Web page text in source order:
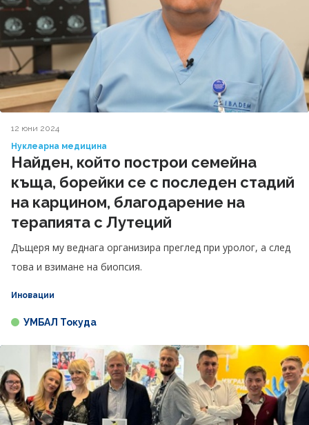
12 юни 2024
Нуклеарна медицина
Найден, който построи семейна
къща, борейки се с последен стадий
на карцином, благодарение на
терапията с Лутеций
Дъщеря му веднага организира преглед при уролог, а след
това и взимане на биопсия.
Иновации
УМБАЛ Токуда